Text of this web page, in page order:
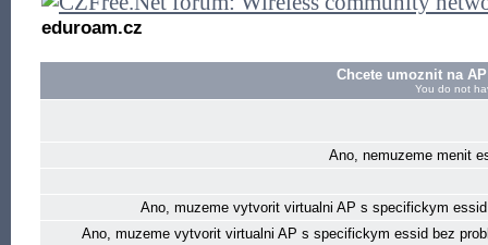
eduroam.cz
Chcete umoznit na
You do not
Ano, nemuzeme menit
Ano, muzeme vytvorit virtualni AP s specifickym
Ano, muzeme vytvorit virtualni AP s specifickym essid bez